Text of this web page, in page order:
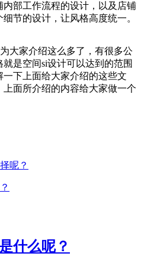
部工作流程的设计，以及店铺
节的设计，让风格高度统一。
大家介绍这么多了，有很多公
是空间si设计可以达到的范围
下上面给大家介绍的这些文
面所介绍的内容给大家做一个
呢？
什么呢？